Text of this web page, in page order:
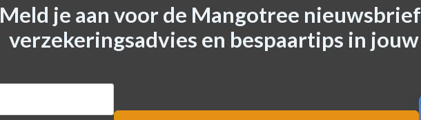
Meld je aan voor de Mangotree
verzekeringsadvies en bespaartips in